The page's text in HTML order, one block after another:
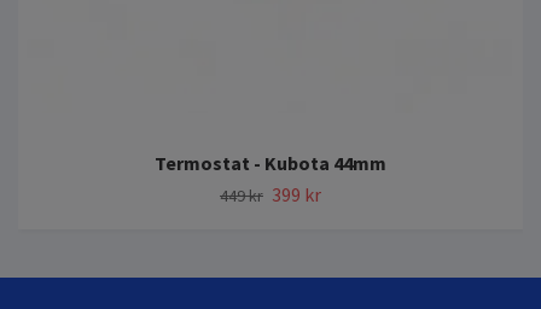
Termostat - Kubota 44mm
449 kr 399 kr